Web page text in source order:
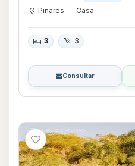
Pinares Casa
3 3
Consultar